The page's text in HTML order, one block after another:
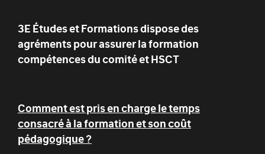
3E Études et Formationsdispose des
agréments pour assurer la formation
compétences du comité et HSCT
Comment est pris en charge le temps
consacré à la formation et son coût
pédagogique ?